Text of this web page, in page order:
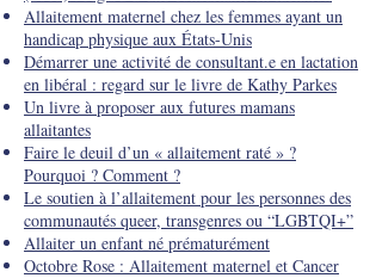
Allaitement maternel chez les femmes ayant un
handicap physique aux États-Unis
Démarrer une activité de consultant.e en lactation
en libéral : regard sur le livre de Kathy Parkes
Un livre à proposer aux futures mamans
allaitantes
Faire le deuil d’un « allaitement raté » ?
Pourquoi ? Comment ?
Le soutien à l’allaitement pour les personnes des
communautés queer, transgenres ou “LGBTQI+”
Allaiter un enfant né prématurément
Octobre Rose : Allaitement maternel et Cancer